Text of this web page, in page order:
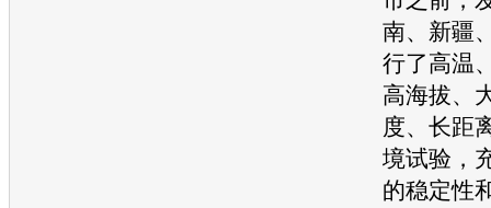
南、新疆
行了高温
高海拔、
度、长距
境试验，
的稳定性